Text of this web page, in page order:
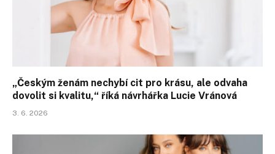
„Českým ženám nechybí cit pro krásu, ale odvaha
dovolit si kvalitu,“ říká návrhářka Lucie Vránová
3. 6. 2026